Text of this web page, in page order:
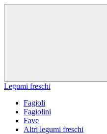
Legumi freschi
Fagioli
Fagiolini
Fave
Altri legumi freschi